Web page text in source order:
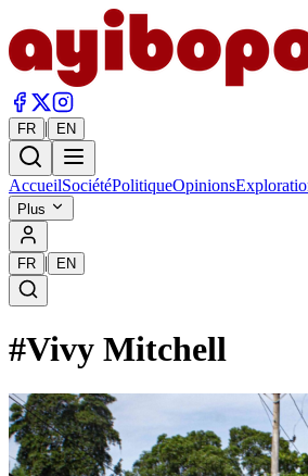
FR | EN
AccueilSociétéPolitiqueOpinions
Plus
FR | EN
#Vivy Mitchell